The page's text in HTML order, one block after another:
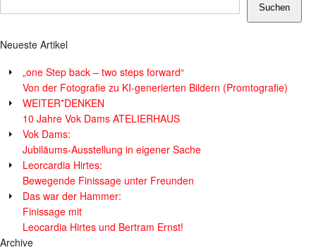
Suchen
Neueste Artikel
„one Step back – two steps forward“
Von der Fotografie zu KI-generierten Bildern (Promtografie)
WEITER*DENKEN
10 Jahre Vok Dams ATELIERHAUS
Vok Dams:
Jubiläums-Ausstellung in eigener Sache
Leorcardia Hirtes:
Bewegende Finissage unter Freunden
Das war der Hammer:
Finissage mit
Leocardia Hirtes und Bertram Ernst!
Archive